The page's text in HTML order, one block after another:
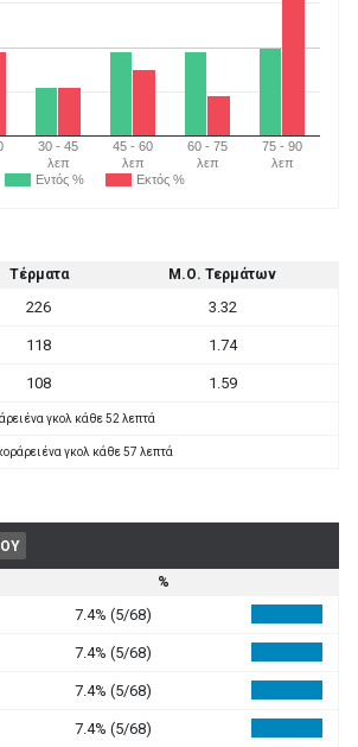
Εντός % Εκτός %
30 - 45
λεπ
45 - 60
λεπ
60 - 75
λεπ
75 - 90
λεπ
Τέρματα Μ.Ο. Τερμάτων
226 3.32
118 1.74
108 1.59
ένα γκολ κάθε 52 λεπτά
ένα γκολ κάθε 57 λεπτά
%
7.4% (5/68)
7.4% (5/68)
7.4% (5/68)
7.4% (5/68)